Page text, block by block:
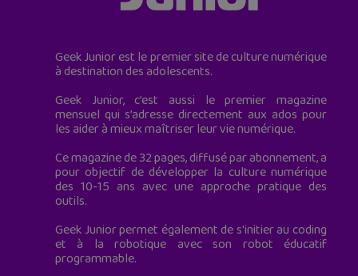
Geek Junior est le premier site de culture numérique
à destination des adolescents.
Geek Junior, c’est aussi le premier magazine
mensuel qui s’adresse directement aux ados pour
les aider à mieux maîtriser leur vie numérique.
Ce magazine de 32 pages, diffusé par abonnement, a
pour objectif de développer la culture numérique
des 10-15 ans avec une approche pratique des
outils.
Geek Junior permet également de s'initier au coding
et à la robotique avec son robot éducatif
programmable.